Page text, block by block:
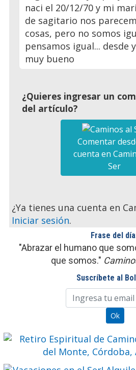
naci el 20/12/70 y mi
de sagitario nos
cosas, pero no somos
pensamos igual... desde
muy bueno
¿Quieres ingresar un
del artículo?
Comentar
cuenta en
Ser
¿Ya tienes una cuenta en
Iniciar sesión.
Frase del
"Abrazar el humano que
que somos."
Suscríbete al